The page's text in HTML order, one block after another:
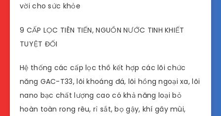
vời cho sức khỏe
9 CẤP LỌC TIÊN TIẾN, NGUỒN NƯỚC TINH KHIẾT
TUYỆT ĐỐI
Hệ thống các cấp lọc thô kết hợp các lõi chức
năng GAC-T33, lõi khoáng đá, lõi hồng ngoại xa, lõi
nano bạc chất lượng cao có khả năng loại bỏ
hoàn toàn rong rêu, rỉ sắt, bọ gậy, khí gây mùi,